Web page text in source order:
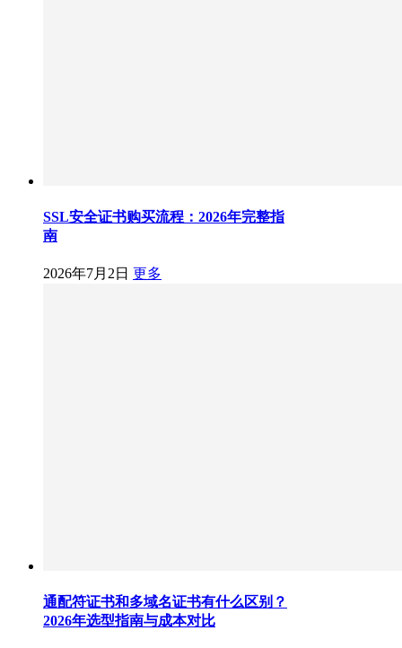
SSL安全证书购买流程：2026年完整指
南
2026年7月2日 更多
通配符证书和多域名证书有什么区别？
2026年选型指南与成本对比